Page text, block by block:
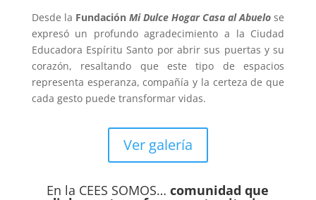
Desde la Fundación Mi Dulce Hogar Casa al Abuelo se
expresó un profundo agradecimiento a la Ciudad
Educadora Espíritu Santo por abrir sus puertas y su
corazón, resaltando que este tipo de espacios
representa esperanza, compañía y la certeza de que
cada gesto puede transformar vidas.
Ver galería
En la CEES SOMOS…comunidad que